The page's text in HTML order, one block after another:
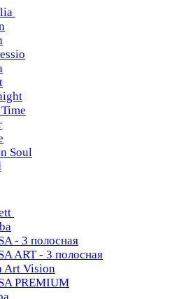
Soul
- 3 полосная
ART - 3 полосная
Art Vision
PREMIUM